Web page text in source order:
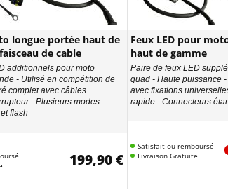
longue portée haut de
de cable
additionnels pour moto
- Utilisé en compétition de
complet avec câbles
- Plusieurs modes
flash
199,90 €
Feux LED pour
haut de gamme
Paire de feux LED
quad - Haute puissance
avec fixations
rapide - Connecteurs
Satisfait ou remboursé
Livraison Gratuite